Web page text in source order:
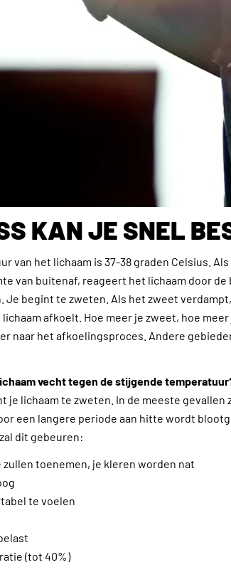
KAN JE SNEL
van het lichaam is 37-38 graden Celsius.
van buitenaf, reageert het lichaam door
Je begint te zweten. Als het zweet
afkoelt. Hoe meer je zweet, hoe
naar het afkoelingsproces. Andere
vecht tegen de stijgende
je lichaam te zweten. In de meeste gevallen
een langere periode aan hitte wordt
dit gebeuren:
toenemen, je kleren worden nat
te voelen
(tot 40%)